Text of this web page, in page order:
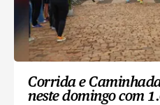
Corrida e
neste domingo com